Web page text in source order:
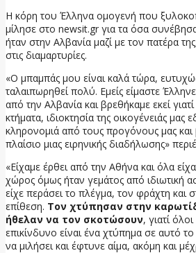
Η κόρη του Έλληνα ομογενή που
μίλησε στο newsit.gr για τα όσα
ήταν στην Αλβανία μαζί με τον πατέρα
στις διαμαρτυρίες.
«Ο μπαμπάς μου είναι καλά τώρα,
ταλαιπωρηθεί πολύ. Εμείς είμαστε
από την Αλβανία και βρεθήκαμε εκεί
κτήματα, ιδιοκτησία της οικογένειάς μας
κληρονομιά από τους προγόνους μας και
πλαίσιο μιας ειρηνικής διαδήλωσης»
«Είχαμε έρθει από την Αθήνα και όλα
χώρος όμως ήταν γεμάτος από ιδιωτική
είχε περάσει το πλέγμα, τον φράχτη και
επίθεση. Τον χτύπησαν στην
ήθελαν να τον σκοτώσουν, γιατί
επικίνδυνο είναι ένα χτύπημα σε αυτό
να μιλήσει και έφτυνε αίμα, ακόμη και